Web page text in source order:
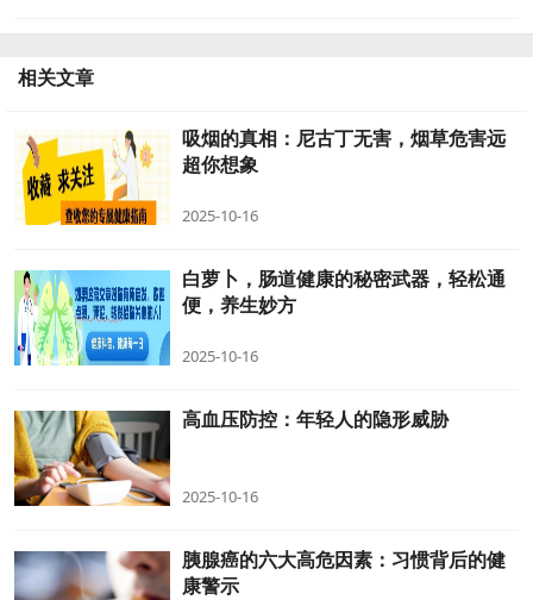
相关文章
吸烟的真相：尼古丁无害，烟草危害远
超你想象
2025-10-16
白萝卜，肠道健康的秘密武器，轻松通
便，养生妙方
2025-10-16
高血压防控：年轻人的隐形威胁
2025-10-16
胰腺癌的六大高危因素：习惯背后的健
康警示